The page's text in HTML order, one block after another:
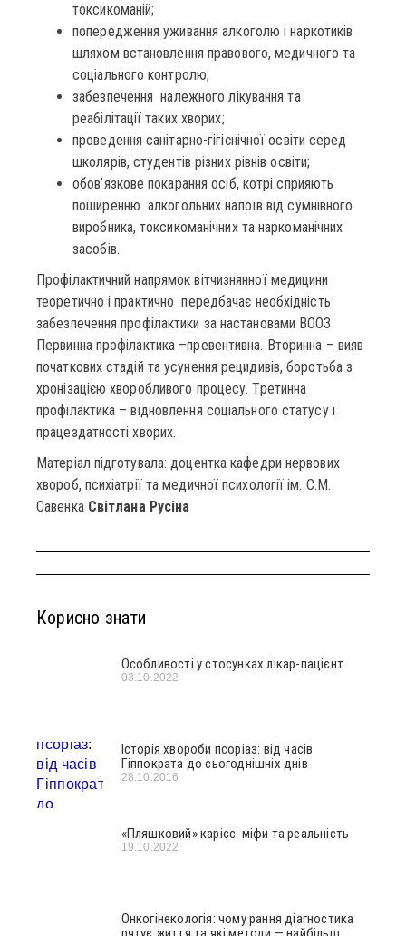
токсикоманій;
попередження уживання алкоголю і наркотиків
шляхом встановлення правового, медичного та
соціального контролю;
забезпечення належного лікування та
реабілітації таких хворих;
проведення санітарно-гігієнічної освіти серед
школярів, студентів різних рівнів освіти;
обов’язкове покарання осіб, котрі сприяють
поширенню алкогольних напоїв від сумнівного
виробника, токсикоманічних та наркоманічних
засобів.
Профілактичний напрямок вітчизнянної медицини
теоретично і практично передбачає необхідність
забезпечення профілактики за настановами ВООЗ.
Первинна профілактика –превентивна. Вторинна – вияв
початкових стадій та усунення рецидивів, боротьба з
хронізацією хворобливого процесу. Третинна
профілактика – відновлення соціального статусу і
працездатності хворих.
Матеріал підготувала: доцентка кафедри нервових
хвороб, психіатрії та медичної психології ім. С.М.
Савенка Світлана Русіна
Корисно знати
Особливості у стосунках лікар-пацієнт
03.10.2022
Історія хвороби псоріаз: від часів
Гіппократа до сьогоднішніх днів
28.10.2016
«Пляшковий» карієс: міфи та реальність
19.10.2022
Онкогінекологія: чому рання діагностика